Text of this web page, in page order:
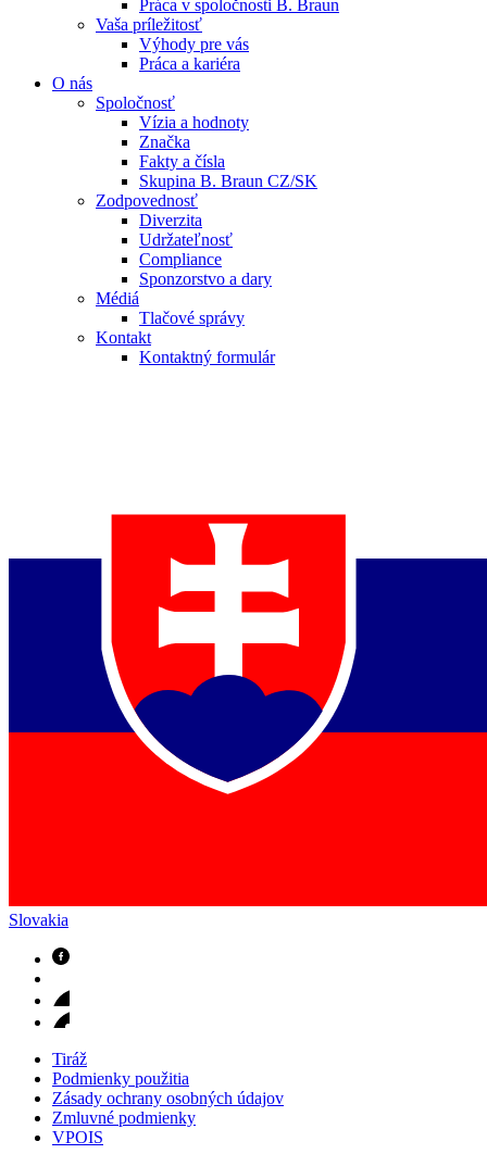
Práca v spoločnosti B. Braun
Vaša príležitosť
Výhody pre vás
Práca a kariéra
O nás
Spoločnosť
Vízia a hodnoty
Značka
Fakty a čísla
Skupina B. Braun CZ/SK
Zodpovednosť
Diverzita
Udržateľnosť
Compliance
Sponzorstvo a dary
Médiá
Tlačové správy
Kontakt
Kontaktný formulár
Slovakia
Tiráž
Podmienky použitia
Zásady ochrany osobných údajov
Zmluvné podmienky
VPOIS